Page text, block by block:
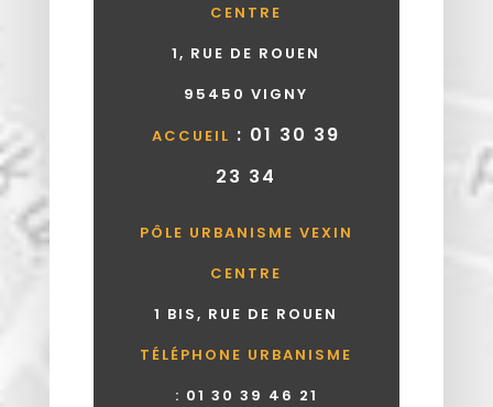
CENTRE
1, RUE DE ROUEN
95450 VIGNY
ACCUEIL : 01 30 39
23 34
PÔLE URBANISME VEXIN
CENTRE
1 BIS, RUE DE ROUEN
TÉLÉPHONE URBANISME
: 01 30 39 46 21